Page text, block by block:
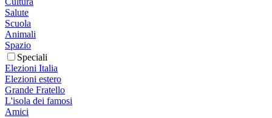
Salute
Scuola
Animali
Spazio
Speciali
Elezioni Italia
Elezioni estero
Grande Fratello
L'isola dei famosi
Amici